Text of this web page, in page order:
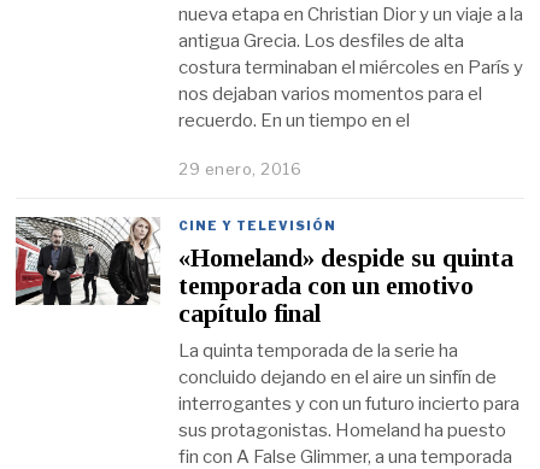
nueva etapa en Christian Dior y un viaje a la
antigua Grecia. Los desfiles de alta
costura terminaban el miércoles en París y
nos dejaban varios momentos para el
recuerdo. En un tiempo en el
29 enero, 2016
CINE Y TELEVISIÓN
«Homeland» despide su quinta
temporada con un emotivo
capítulo final
La quinta temporada de la serie ha
concluido dejando en el aire un sinfín de
interrogantes y con un futuro incierto para
sus protagonistas. Homeland ha puesto
fin con A False Glimmer, a una temporada